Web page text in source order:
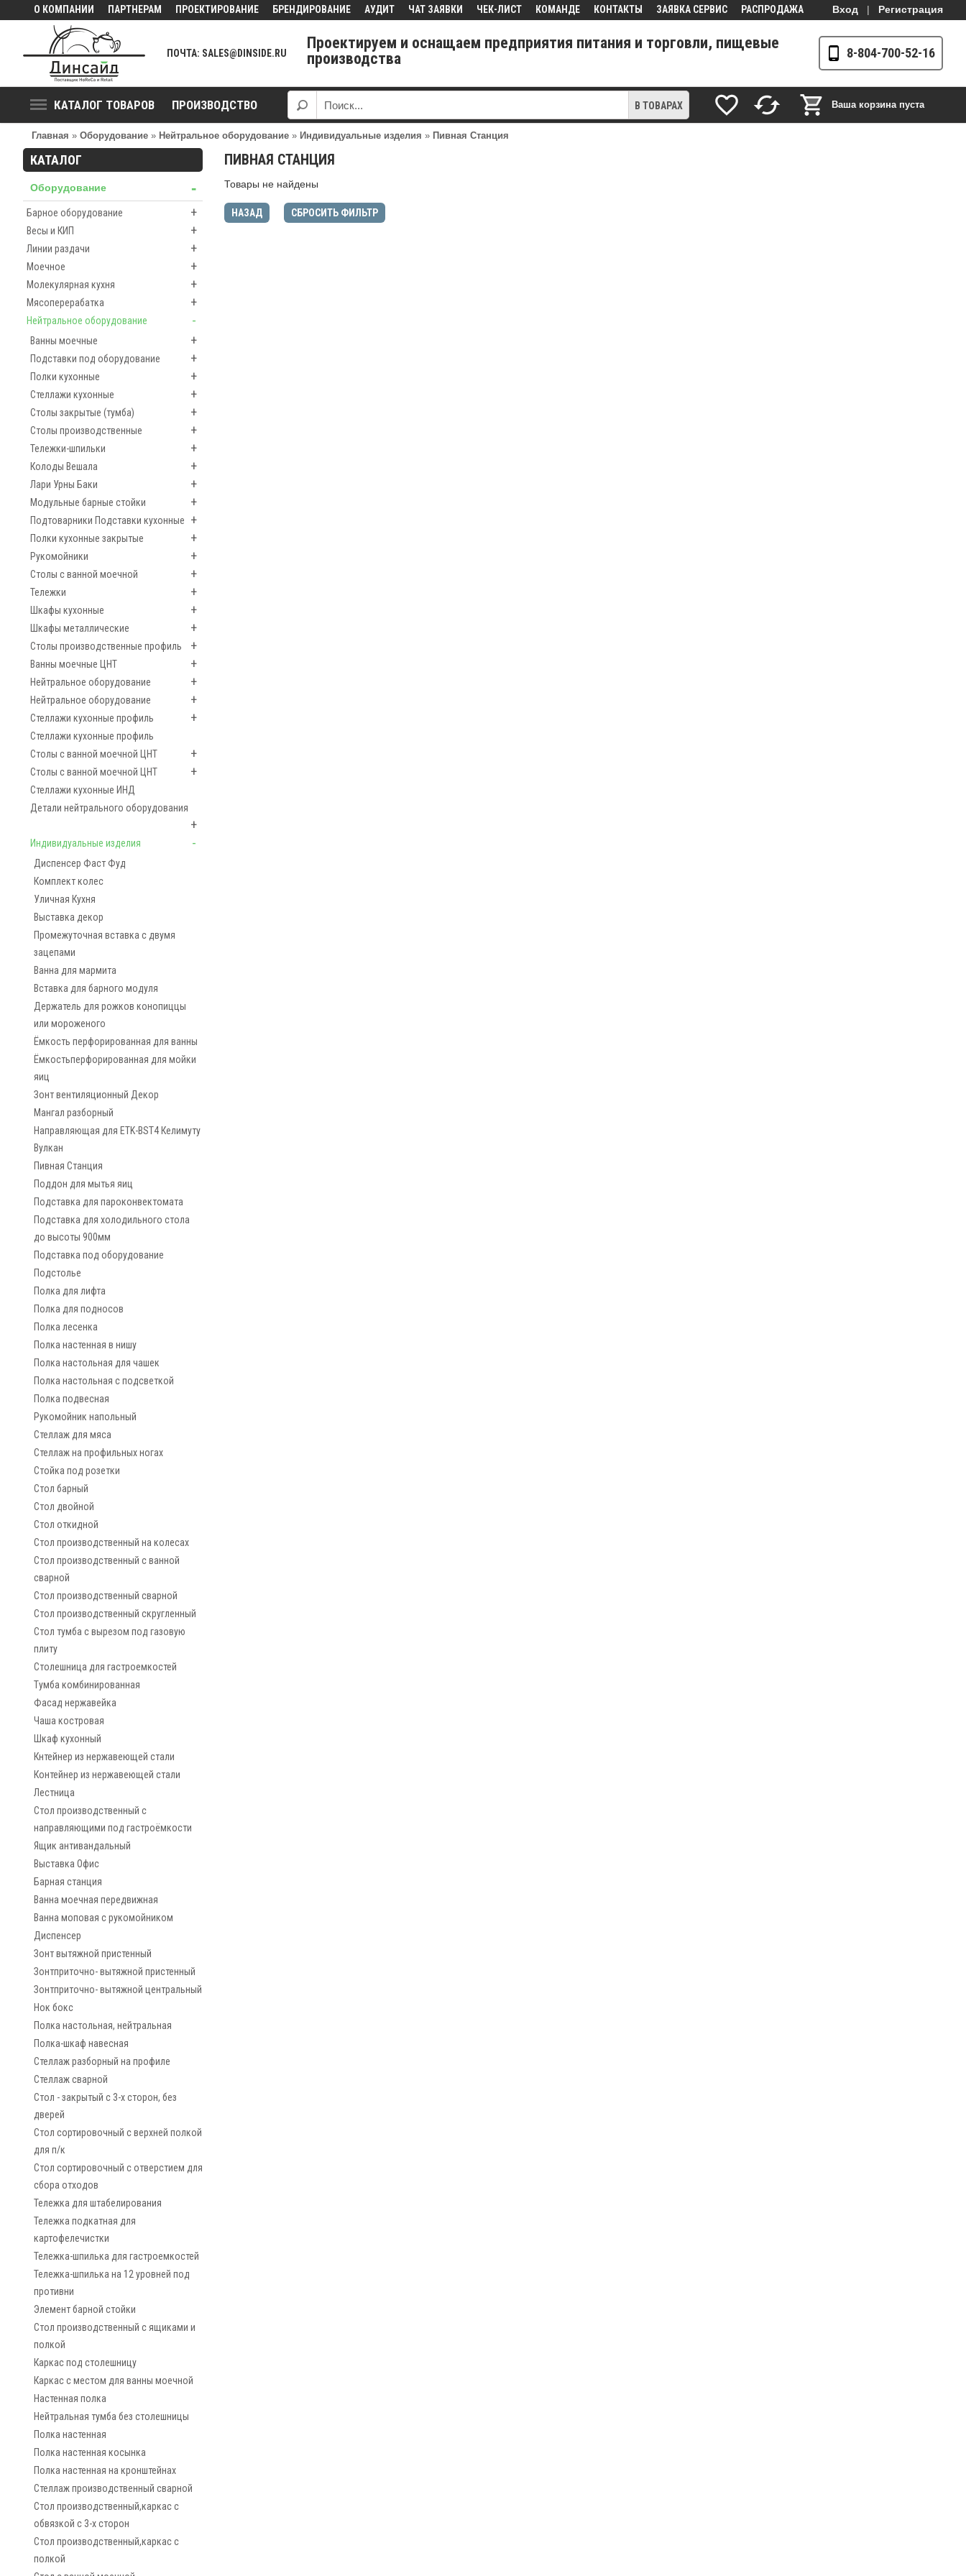
О КОМПАНИИ ПАРТНЕРАМ ПРОЕКТИРОВАНИЕ БРЕНДИРОВАНИЕ АУДИТ ЧАТ ЗАЯВКИ ЧЕК-ЛИСТ КОМАНДЕ КОНТАКТЫ ЗАЯВКА СЕРВИС РАСПРОДАЖА Вход | Регистрация
ПОЧТА: SALES@DINSIDE.RU
Проектируем и оснащаем предприятия питания и торговли, пищевые
производства
8-804-700-52-16
КАТАЛОГ ТОВАРОВ ПРОИЗВОДСТВО Ваша корзина пуста
В ТОВАРАХ
Главная » Оборудование » Нейтральное оборудование » Индивидуальные изделия » Пивная Станция
КАТАЛОГ
Оборудование -
Барное оборудование +
Весы и КИП +
Линии раздачи +
Моечное +
Молекулярная кухня +
Мясоперерабатка +
Нейтральное оборудование -
Ванны моечные +
Подставки под оборудование +
Полки кухонные +
Стеллажи кухонные +
Столы закрытые (тумба) +
Столы производственные +
Тележки-шпильки +
Колоды Вешала +
Лари Урны Баки +
Модульные барные стойки +
Подтоварники Подставки кухонные +
Полки кухонные закрытые +
Рукомойники +
Столы с ванной моечной +
Тележки +
Шкафы кухонные +
Шкафы металлические +
Столы производственные профиль +
Ванны моечные ЦНТ +
Нейтральное оборудование +
Нейтральное оборудование +
Стеллажи кухонные профиль +
Стеллажи кухонные профиль
Столы с ванной моечной ЦНТ
+
Столы с ванной моечной ЦНТ +
Стеллажи кухонные ИНД
Детали нейтрального оборудования
+
Индивидуальные изделия -
Диспенсер Фаст Фуд
Комплект колес
Уличная Кухня
Выставка декор
Промежуточная вставка с двумя
зацепами
Ванна для мармита
Вставка для барного модуля
Держатель для рожков конопиццы
или мороженого
Ёмкость перфорированная для ванны
Ёмкостьперфорированная для мойки
яиц
Зонт вентиляционный Декор
Мангал разборный
Направляющая для ETK-BST4 Келимуту
Вулкан
Пивная Станция
Поддон для мытья яиц
Подставка для пароконвектомата
Подставка для холодильного стола
до высоты 900мм
Подставка под оборудование
Подстолье
Полка для лифта
Полка для подносов
Полка лесенка
Полка настенная в нишу
Полка настольная для чашек
Полка настольная с подсветкой
Полка подвесная
Рукомойник напольный
Стеллаж для мяса
Стеллаж на профильных ногах
Стойка под розетки
Стол барный
Стол двойной
Стол откидной
Стол производственный на колесах
Стол производственный с ванной
сварной
Стол производственный сварной
Стол производственный скругленный
Стол тумба с вырезом под газовую
плиту
Столешница для гастроемкостей
Тумба комбинированная
Фасад нержавейка
Чаша костровая
Шкаф кухонный
Кнтейнер из нержавеющей стали
Контейнер из нержавеющей стали
Лестница
Стол производственный с
направляющими под гастроёмкости
Ящик антивандальный
Выставка Офис
Барная станция
Ванна моечная передвижная
Ванна моповая с рукомойником
Диспенсер
Зонт вытяжной пристенный
Зонтприточно- вытяжной пристенный
Зонтприточно- вытяжной центральный
Нок бокс
Полка настольная, нейтральная
Полка-шкаф навесная
Стеллаж разборный на профиле
Стеллаж сварной
Стол - закрытый с 3-х сторон, без
дверей
Стол сортировочный с верхней полкой
для п/к
Стол сортировочный с отверстием для
сбора отходов
Тележка для штабелирования
Тележка подкатная для
картофелечистки
Тележка-шпилька для гастроемкостей
Тележка-шпилька на 12 уровней под
противни
Элемент барной стойки
Стол производственный с ящиками и
полкой
Каркас под столешницу
Каркас с местом для ванны моечной
Настенная полка
Нейтральная тумба без столешницы
Полка настенная
Полка настенная косынка
Полка настенная на кронштейнах
Стеллаж производственный сварной
Стол производственный,каркас с
обвязкой с 3-х сторон
Стол производственный,каркас с
полкой
ПИВНАЯ СТАНЦИЯ
Товары не найдены
НАЗАД СБРОСИТЬ ФИЛЬТР